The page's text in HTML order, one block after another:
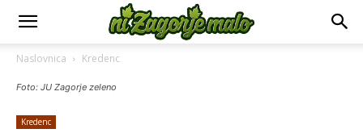
Naslovnica Kredenc
Foto: JU Zagorje zeleno
Kredenc